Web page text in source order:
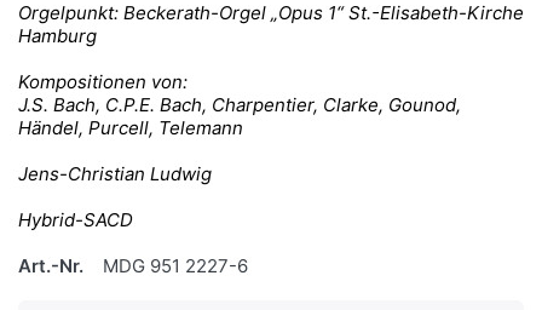
Orgelpunkt: Beckerath-Orgel „Opus 1“ St.-Elisabeth-Kirche
Hamburg
Kompositionen von:
J.S. Bach, C.P.E. Bach, Charpentier, Clarke, Gounod,
Händel, Purcell, Telemann
Jens-Christian Ludwig
Hybrid-SACD
Art.-Nr.
MDG 951 2227-6